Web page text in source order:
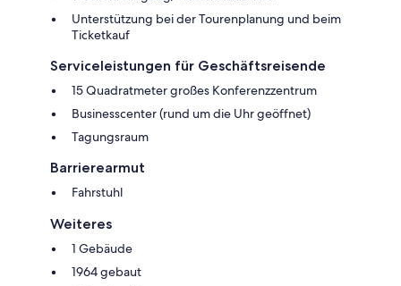
Unterstützung bei der Tourenplanung und beim
Ticketkauf
Serviceleistungen für Geschäftsreisende
15 Quadratmeter großes Konferenzzentrum
Businesscenter (rund um die Uhr geöffnet)
Tagungsraum
Barrierearmut
Fahrstuhl
Weiteres
1 Gebäude
1964 gebaut